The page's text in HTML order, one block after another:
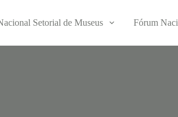
Setorial de Museus Fórum